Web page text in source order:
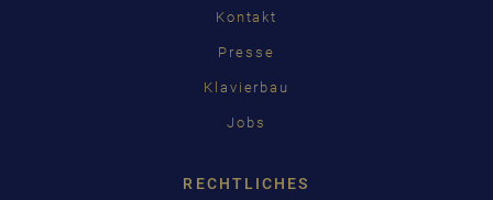
Kontakt
Presse
Klavierbau
Jobs
RECHTLICHES